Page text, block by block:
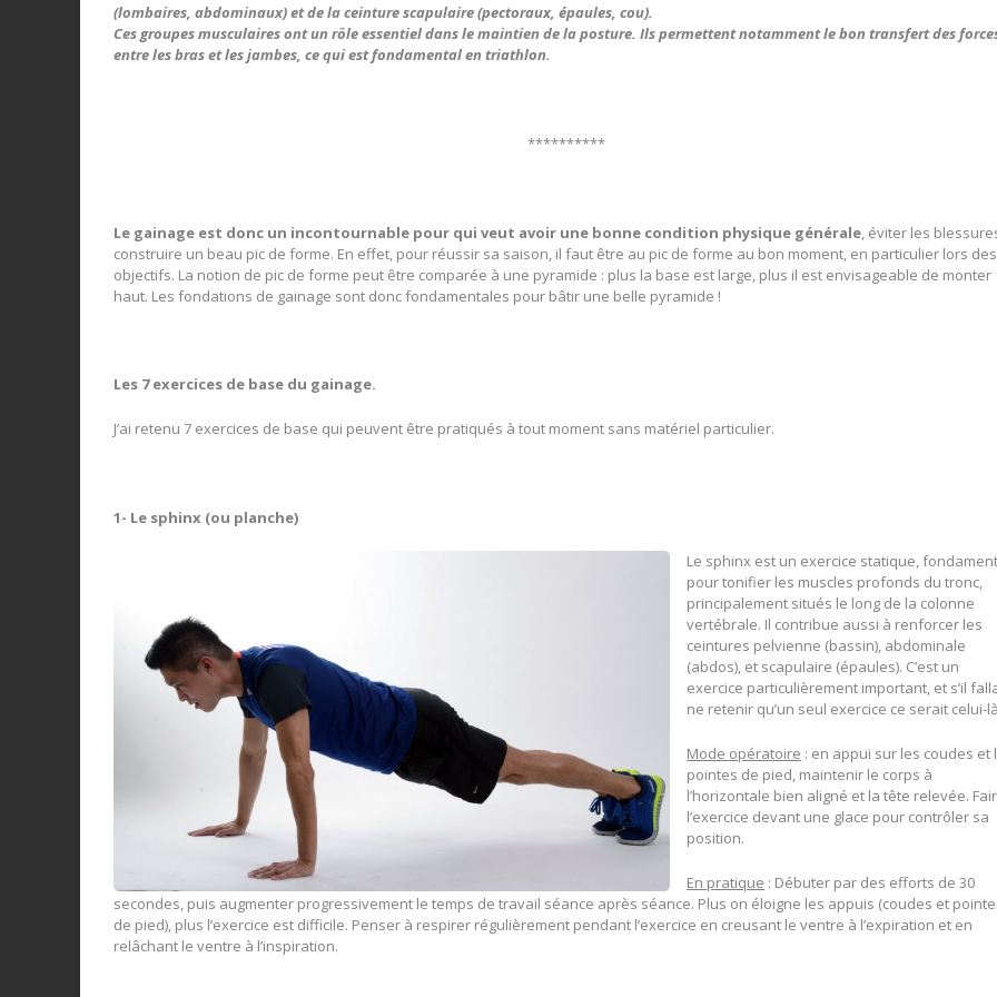
(lombaires, abdominaux) et de la ceinture scapulaire (pectoraux, épaules, cou).
Ces groupes musculaires ont un rôle essentiel dans le maintien de la posture. Ils permettent notamment le bon transfert des
entre les bras et les jambes, ce qui est fondamental en triathlon.
**********
Le gainage est donc un incontournable pour qui veut avoir une bonne condition physique générale , éviter les
construire un beau pic de forme. En effet, pour réussir sa saison, il faut être au pic de forme au bon moment, en particulier lors des
objectifs. La notion de pic de forme peut être comparée à une pyramide : plus la base est large, plus il est envisageable de monter
haut. Les fondations de gainage sont donc fondamentales pour bâtir une belle pyramide !
Les 7 exercices de base du gainage.
J’ai retenu 7 exercices de base qui peuvent être pratiqués à tout moment sans matériel particulier.
1- Le sphinx (ou planche)
Le sphinx est un exercice statique,
pour tonifier les muscles profonds du tronc,
principalement situés le long de la colonne
vertébrale. Il contribue aussi à renforcer les
ceintures pelvienne (bassin), abdominale
(abdos), et scapulaire (épaules). C’est un
exercice particulièrement important, et s’il
ne retenir qu’un seul exercice ce serait celui-
Mode opératoire : en appui sur les coudes et
pointes de pied, maintenir le corps à
l’horizontale bien aligné et la tête relevée.
l’exercice devant une glace pour contrôler sa
position.
En pratique : Débuter par des efforts de 30
secondes, puis augmenter progressivement le temps de travail séance après séance. Plus on éloigne les appuis (coudes et
de pied), plus l’exercice est difficile. Penser à respirer régulièrement pendant l’exercice en creusant le ventre à l’expiration et en
relâchant le ventre à l’inspiration.